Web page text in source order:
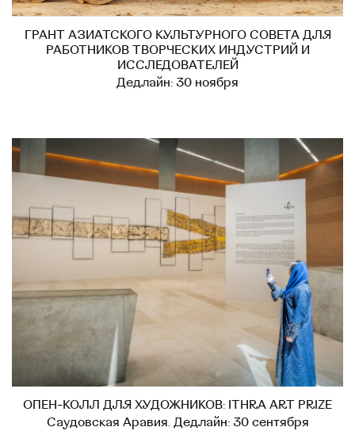
ГРАНТ АЗИАТСКОГО КУЛЬТУРНОГО СОВЕТА ДЛЯ
РАБОТНИКОВ ТВОРЧЕСКИХ ИНДУСТРИЙ И
ИССЛЕДОВАТЕЛЕЙ
Дедлайн: 30 ноября
ОПЕН-КОЛЛ ДЛЯ ХУДОЖНИКОВ: ITHRA ART PRIZE
Саудовская Аравия. Дедлайн: 30 сентября